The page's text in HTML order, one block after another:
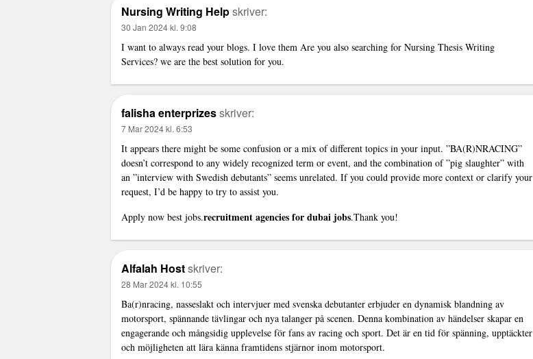
Nursing Writing Helpskriver:
30 Jan 2024 kl. 9:08
I want to always read your blogs. I love them Are you also searching for Nursing Thesis Writing
Services? we are the best solution for you.
falisha enterprizesskriver:
7 Mar 2024 kl. 6:53
It appears there might be some confusion or a mix of different topics in your input. ”BA(R)NRACING”
doesn’t correspond to any widely recognized term or event, and the combination of ”pig slaughter” with
an ”interview with Swedish debutants” seems unrelated. If you could provide more context or clarify your
request, I’d be happy to try to assist you.
Apply now best jobs.recruitment agencies for dubai jobs.Thank you!
Alfalah Hostskriver:
28 Mar 2024 kl. 10:55
Ba(r)nracing, nasseslakt och intervjuer med svenska debutanter erbjuder en dynamisk blandning av
motorsport, spännande tävlingar och nya talanger på scenen. Denna kombination av händelser skapar en
engagerande och mångsidig upplevelse för fans av racing och sport. Det är en tid för spänning, upptäckter
och möjligheten att lära känna framtidens stjärnor inom motorsport.